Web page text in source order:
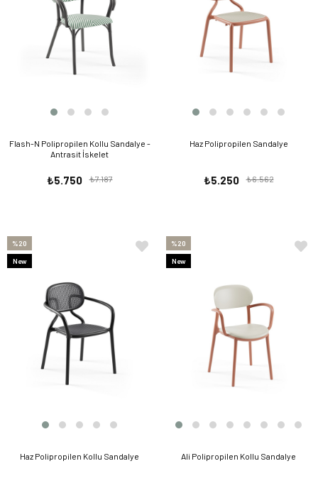
Flash-N Polipropilen Kollu Sandalye -
Antrasit İskelet
₺5.750 ₺7.187
Haz Polipropilen Sandalye
₺5.250 ₺6.562
Haz Polipropilen Kollu Sandalye
%20
New
Ali Polipropilen Kollu Sandalye
%20
New